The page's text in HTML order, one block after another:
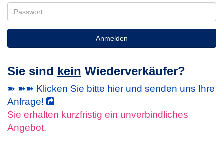
Anmelden
Sie sind kein Wiederverkäufer?
➽ ➽➽ Klicken Sie bitte hier und senden uns Ihre
Anfrage!
Sie erhalten kurzfristig ein unverbindliches
Angebot.